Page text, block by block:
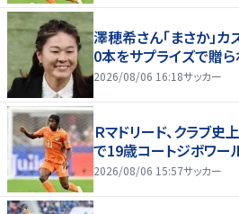
澤穂希さん「まさか」
0本をサプライズで贈
2026/08/06 16:18サッカー
Ｒマドリード、クラブ
で19歳コートジボワー
2026/08/06 15:57サッカー